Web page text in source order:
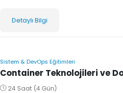
Detaylı Bilgi
Sistem & DevOps Eğitimleri
Container Teknolojileri ve
24 Saat (4 Gün)